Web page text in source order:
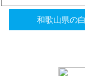
和歌山県の